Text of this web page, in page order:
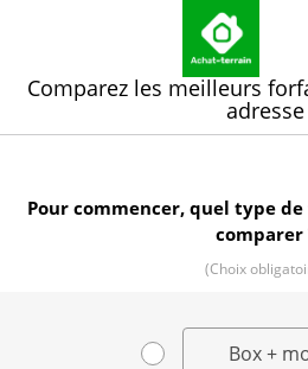
Comparez les meilleurs
adresse
Pour commencer, quel type
comparer
(Choix
Box +